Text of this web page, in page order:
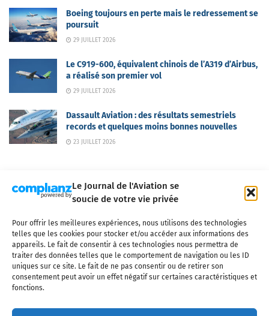
Le Journal de l'Aviation se
soucie de votre vie privée
Pour offrir les meilleures expériences, nous utilisons des technologies
telles que les cookies pour stocker et/ou accéder aux informations des
appareils. Le fait de consentir à ces technologies nous permettra de
traiter des données telles que le comportement de navigation ou les ID
uniques sur ce site. Le fait de ne pas consentir ou de retirer son
consentement peut avoir un effet négatif sur certaines caractéristiques et
fonctions.
Boeing toujours en perte mais le redressement se
poursuit
29 JUILLET 2026
Le C919-600, équivalent chinois de l’A319 d’Airbus,
a réalisé son premier vol
29 JUILLET 2026
Dassault Aviation : des résultats semestriels
records et quelques moins bonnes nouvelles
23 JUILLET 2026
Qui sommes-nous ? Nous contacter
Partenaires
Mentions légales
CGV Politique de confidentialité Cookies